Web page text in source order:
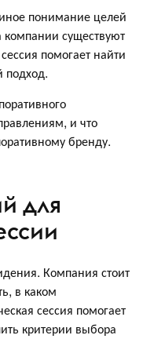
понимание целей
компании существуют
помогает найти
подход.
и что
бренду.
для
Компания стоит
в каком
сессия помогает
критерии выбора